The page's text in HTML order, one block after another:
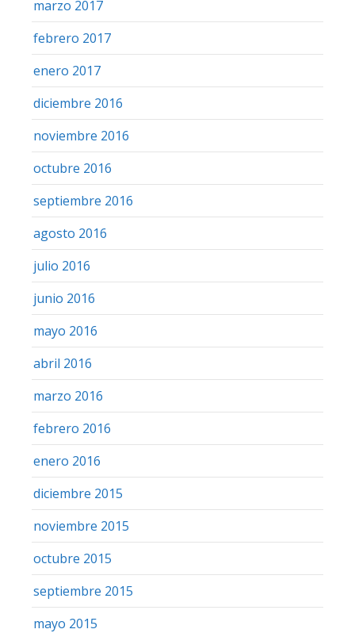
marzo 2017
febrero 2017
enero 2017
diciembre 2016
noviembre 2016
octubre 2016
septiembre 2016
agosto 2016
julio 2016
junio 2016
mayo 2016
abril 2016
marzo 2016
febrero 2016
enero 2016
diciembre 2015
noviembre 2015
octubre 2015
septiembre 2015
mayo 2015